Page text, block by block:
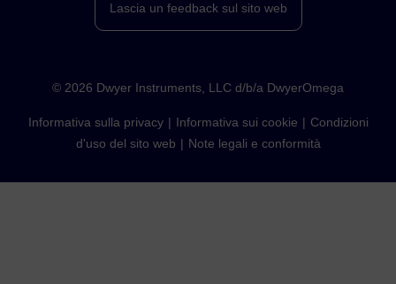
Lascia un feedback sul sito web
© 2026 Dwyer Instruments, LLC d/b/a DwyerOmega
Informativa sulla privacy Informativa sui cookie
Condizioni
d'uso del sito web
Note legali e conformità